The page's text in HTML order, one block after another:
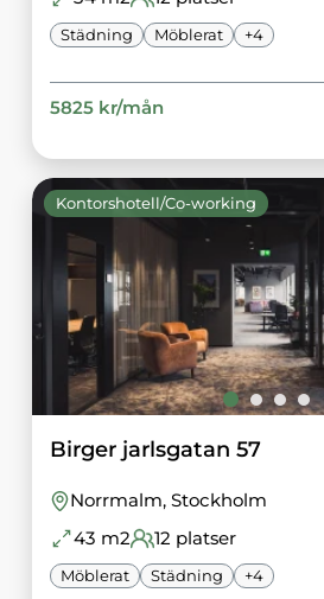
Städning Möblerat +4
5825kr/mån
Kontorshotell/Co-working
Birger jarlsgatan 57
Norrmalm, Stockholm
43 m2 12 platser
Möblerat Städning +4